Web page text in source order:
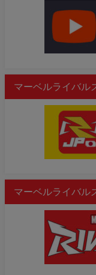
マーベルライバル
マーベルライバル